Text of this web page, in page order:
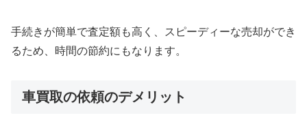
手続きが簡単で査定額も高く、スピーディーな売却ができ
るため、時間の節約にもなります。
車買取の依頼のデメリット